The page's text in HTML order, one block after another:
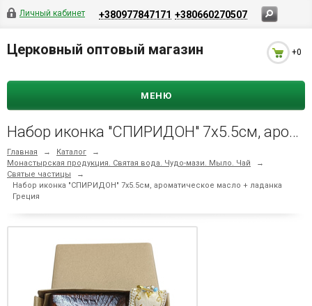
Личный кабинет +380977847171 +380660270507
Церковный оптовый магазин +0
МЕНЮ
Набор иконка "СПИРИДОН" 7х5.5см, ароматическое масло + ладанка Греция
Главная → Каталог
→
Монастырская продукция. Святая вода. Чудо-мази. Мыло. Чай
→
Святые частицы
→
Набор иконка "СПИРИДОН" 7х5.5см, ароматическое масло + ладанка
Греция